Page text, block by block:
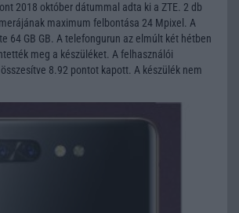
2018 október dátummal adta ki a ZTE. 2 db
maximum felbontása 24 Mpixel. A
64 GB GB. A telefongurun az elmúlt két hétben
meg a készüléket. A felhasználói
8.92 pontot kapott. A készülék nem